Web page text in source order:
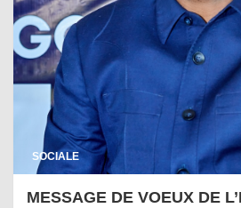
SOCIALE
MESSAGE DE VOEUX DE